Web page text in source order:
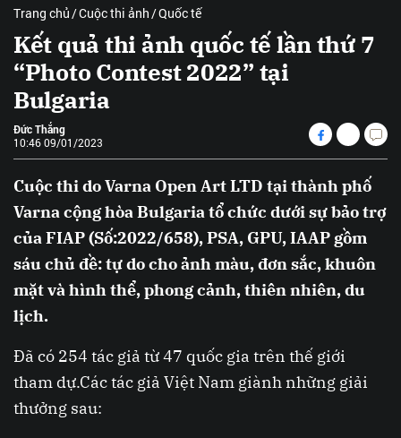
Trang chủ Cuộc thi ảnh Quốc tế
Kết quả thi ảnh quốc tế lần thứ 7
“Photo Contest 2022” tại
Bulgaria
Đức Thắng
10:46 09/01/2023
Cuộc thi do Varna Open Art LTD tại thành phố
Varna cộng hòa Bulgaria tổ chức dưới sự bảo trợ
của FIAP (Số:2022/658), PSA, GPU, IAAP gồm
sáu chủ đề: tự do cho ảnh màu, đơn sắc, khuôn
mặt và hình thể, phong cảnh, thiên nhiên, du
lịch.
Đã có 254 tác giả từ 47 quốc gia trên thế giới
tham dự.Các tác giả Việt Nam giành những giải
thưởng sau: